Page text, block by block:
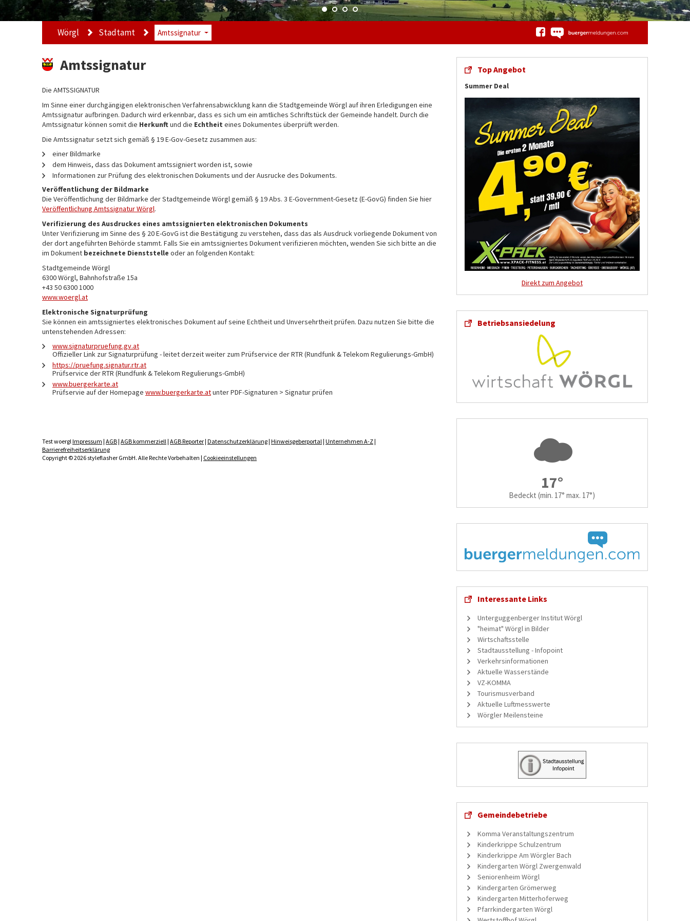
Wörgl Stadtamt Amtssignatur
Amtssignatur
Die AMTSSIGNATUR
Im Sinne einer durchgängigen elektronischen Verfahrensabwicklung kann die Stadtgemeinde Wörgl auf ihren Erledigungen eine
Amtssignatur aufbringen. Dadurch wird erkennbar, dass es sich um ein amtliches Schriftstück der Gemeinde handelt. Durch die
Amtssignatur können somit die Herkunftund die Echtheit eines Dokumentes überprüft werden.
Die Amtssignatur setzt sich gemäß § 19 E-Gov-Gesetz zusammen aus:
einer Bildmarke
dem Hinweis, dass das Dokument amtssigniert worden ist, sowie
Informationen zur Prüfung des elektronischen Dokuments und der Ausrucke des Dokuments.
Veröffentlichung der Bildmarke
Die Veröffentlichung der Bildmarke der Stadtgemeinde Wörgl gemäß § 19 Abs. 3 E-Government-Gesetz (E-GovG) finden Sie hier
Veröffentlichung Amtssignatur Wörgl.
Verifizierung des Ausdruckes eines amtssignierten elektronischen Dokuments
Unter Verifizierung im Sinne des § 20 E-GovG ist die Bestätigung zu verstehen, dass das als Ausdruck vorliegende Dokument von
der dort angeführten Behörde stammt. Falls Sie ein amtssigniertes Dokument verifizieren möchten, wenden Sie sich bitte an die
im Dokument bezeichnete Dienststelle oder an folgenden Kontakt:
Stadtgemeinde Wörgl
6300 Wörgl, Bahnhofstraße 15a
+43 50 6300 1000
www.woergl.at
Elektronische Signaturprüfung
Sie können ein amtssigniertes elektronisches Dokument auf seine Echtheit und Unversehrtheit prüfen. Dazu nutzen Sie bitte die
untenstehenden Adressen:
www.signaturpruefung.gv.at
Offizieller Link zur Signaturprüfung - leitet derzeit weiter zum Prüfservice der RTR (Rundfunk & Telekom Regulierungs-GmbH)
https://pruefung.signatur.rtr.at
Prüfservice der RTR (Rundfunk & Telekom Regulierungs-GmbH)
www.buergerkarte.at
Prüfservie auf der Homepage www.buergerkarte.atunter PDF-Signaturen > Signatur prüfen
Test woerglImpressum | AGB| AGB kommerziell| AGB Reporter| Datenschutzerklärung| Hinweisgeberportal| Unternehmen A-Z|
Barrierefreiheitserklärung
Copyright © 2026 styleflasher GmbH. Alle Rechte Vorbehalten | Cookieeinstellungen
Top Angebot
Summer Deal
Direkt zum Angebot
Betriebsansiedelung
17°
Bedeckt (min. 17° max. 17°)
Interessante Links
Unterguggenberger Institut Wörgl
"heimat" Wörgl in Bilder
Wirtschaftsstelle
Stadtausstellung - Infopoint
Verkehrsinformationen
Aktuelle Wasserstände
VZ-KOMMA
Tourismusverband
Aktuelle Luftmesswerte
Wörgler Meilensteine
Gemeindebetriebe
Komma Veranstaltungszentrum
Kinderkrippe Schulzentrum
Kinderkrippe Am Wörgler Bach
Kindergarten Wörgl Zwergenwald
Seniorenheim Wörgl
Kindergarten Grömerweg
Kindergarten Mitterhoferweg
Pfarrkindergarten Wörgl